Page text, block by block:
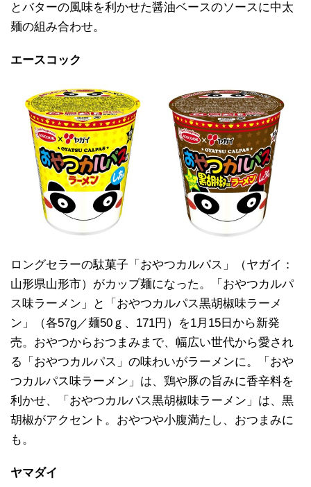
とバターの風味を利かせた醤油ベースのソースに中太
麺の組み合わせ。
エースコック
ロングセラーの駄菓子「おやつカルパス」（ヤガイ：
山形県山形市）がカップ麺になった。「おやつカルパ
ス味ラーメン」と「おやつカルパス黒胡椒味ラーメ
ン」（各57g／麺50ｇ、171円）を1月15日から新発
売。おやつからおつまみまで、幅広い世代から愛され
る「おやつカルパス」の味わいがラーメンに。「おや
つカルパス味ラーメン」は、鶏や豚の旨みに香辛料を
利かせ、「おやつカルパス黒胡椒味ラーメン」は、黒
胡椒がアクセント。おやつや小腹満たし、おつまみに
も。
ヤマダイ